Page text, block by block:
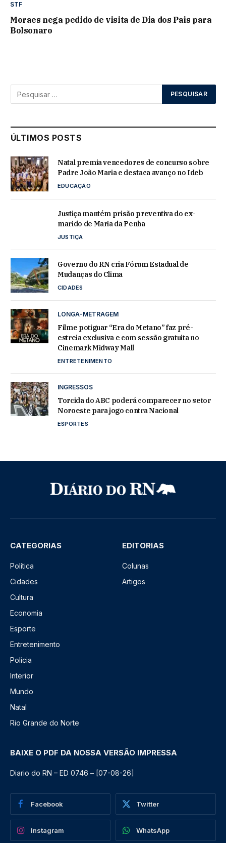
STF
Moraes nega pedido de visita de Dia dos Pais para
Bolsonaro
ÚLTIMOS POSTS
Natal premia vencedores de concurso sobre
Padre João Maria e destaca avanço no Ideb
EDUCAÇÃO
Justiça mantém prisão preventiva do ex-
marido de Maria da Penha
JUSTIÇA
Governo do RN cria Fórum Estadual de
Mudanças do Clima
CIDADES
LONGA-METRAGEM
Filme potiguar “Era do Metano” faz pré-
estreia exclusiva e com sessão gratuita no
Cinemark Midway Mall
ENTRETENIMENTO
INGRESSOS
Torcida do ABC poderá comparecer no setor
Noroeste para jogo contra Nacional
ESPORTES
CATEGORIAS
Política
Cidades
Cultura
Economia
Esporte
Entretenimento
Polícia
Interior
Mundo
Natal
Rio Grande do Norte
EDITORIAS
Colunas
Artigos
BAIXE O PDF DA NOSSA VERSÃO IMPRESSA
Diario do RN – ED 0746 – [07-08-26]
Facebook Twitter
Instagram WhatsApp